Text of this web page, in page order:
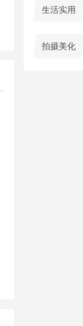
生活实用
拍摄美化